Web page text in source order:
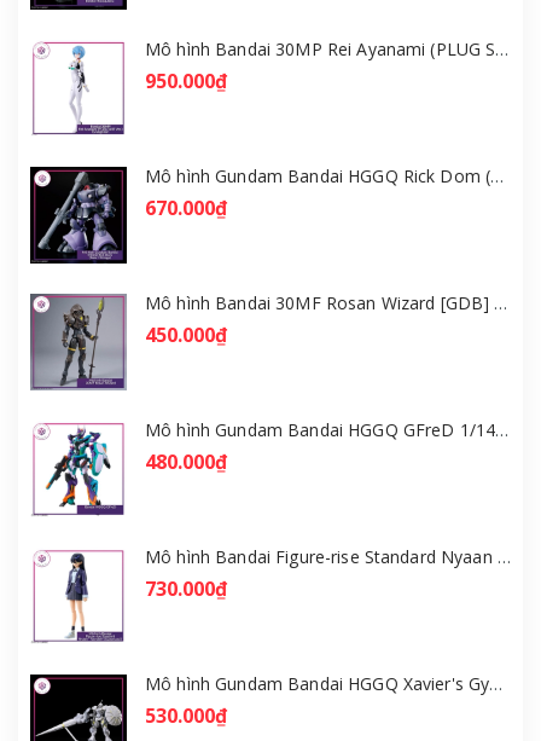
Mô hình Bandai 30MP Rei Ayanami (PLUG SUIT Ver.) – Evangelion [GDB] [30MP]
950.000₫
Mô hình Gundam Bandai HGGQ Rick Dom (Gaia / Ortega) 1/144 [GDB] [BHG]
670.000₫
Mô hình Bandai 30MF Rosan Wizard [GDB] [30MF]
450.000₫
Mô hình Gundam Bandai HGGQ GFreD 1/144 [GDB] [BHG]
480.000₫
Mô hình Bandai Figure-rise Standard Nyaan - Gundam GQuuuuuuX [GDB] [FRS]
730.000₫
Mô hình Gundam Bandai HGGQ Xavier's Gyan Hakuji-Packs 1/144 [GDB] [BHG]
530.000₫